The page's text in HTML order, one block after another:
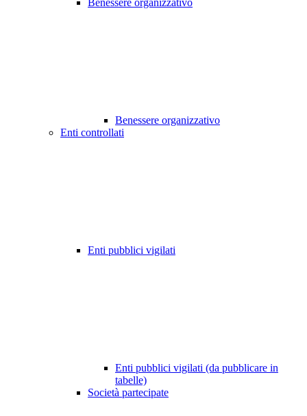
Benessere organizzativo
Benessere organizzativo
Enti controllati
Enti pubblici vigilati
Enti pubblici vigilati (da pubblicare in
tabelle)
Società partecipate